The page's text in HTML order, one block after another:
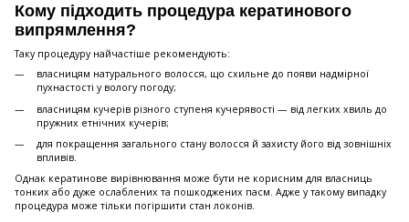
Кому підходить процедура кератинового
випрямлення?
Таку процедуру найчастіше рекомендують:
власницям натурального волосся, що схильне до появи надмірної
пухнастості у вологу погоду;
власницям кучерів різного ступеня кучерявості — від легких хвиль до
пружних етнічних кучерів;
для покращення загального стану волосся й захисту його від зовнішніх
впливів.
Однак кератинове вирівнювання може бути не корисним для власниць
тонких або дуже ослаблених та пошкоджених пасм. Адже у такому випадку
процедура може тільки погіршити стан локонів.